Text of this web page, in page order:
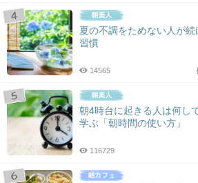
夏の不調をためない人が
習慣
14565
朝4時台に起きる人は何し
学ぶ「朝時間の使い方」
116729